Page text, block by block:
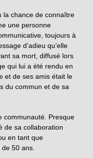
la chance de connaître
une personne
toujours à
d’adieu qu’elle
sa mort, diffusé lors
qui lui a été rendu en
et de ses amis était le
du commun et de sa
communauté. Presque
de sa collaboration
en tant que
50 ans.